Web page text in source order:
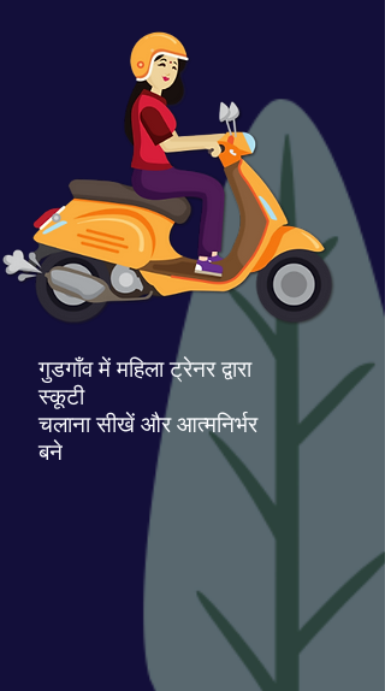
गुडगाँव में महिला ट्रेनर द्वारा
स्कूटी
चलाना सीखें और आत्मनिर्भर
बने